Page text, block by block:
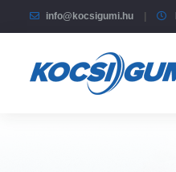
info@kocsigumi.hu